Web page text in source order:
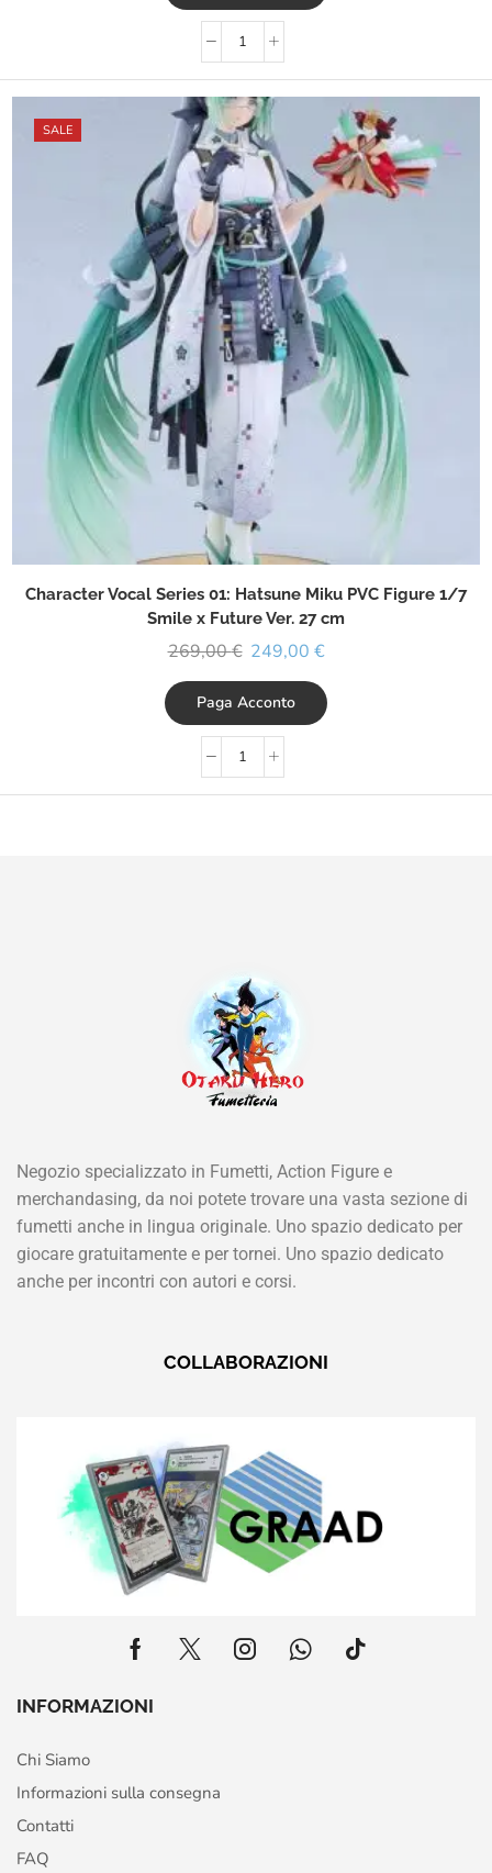
SALE
Character Vocal Series 01: Hatsune Miku PVC Figure 1/7
Smile x Future Ver. 27 cm
269,00€ 249,00 €
Paga Acconto
Negozio specializzato in Fumetti, Action Figure e
merchandasing, da noi potete trovare una vasta sezione di
fumetti anche in lingua originale. Uno spazio dedicato per
giocare gratuitamente e per tornei. Uno spazio dedicato
anche per incontri con autori e corsi.
COLLABORAZIONI
INFORMAZIONI
Chi Siamo
Informazioni sulla consegna
Contatti
FAQ